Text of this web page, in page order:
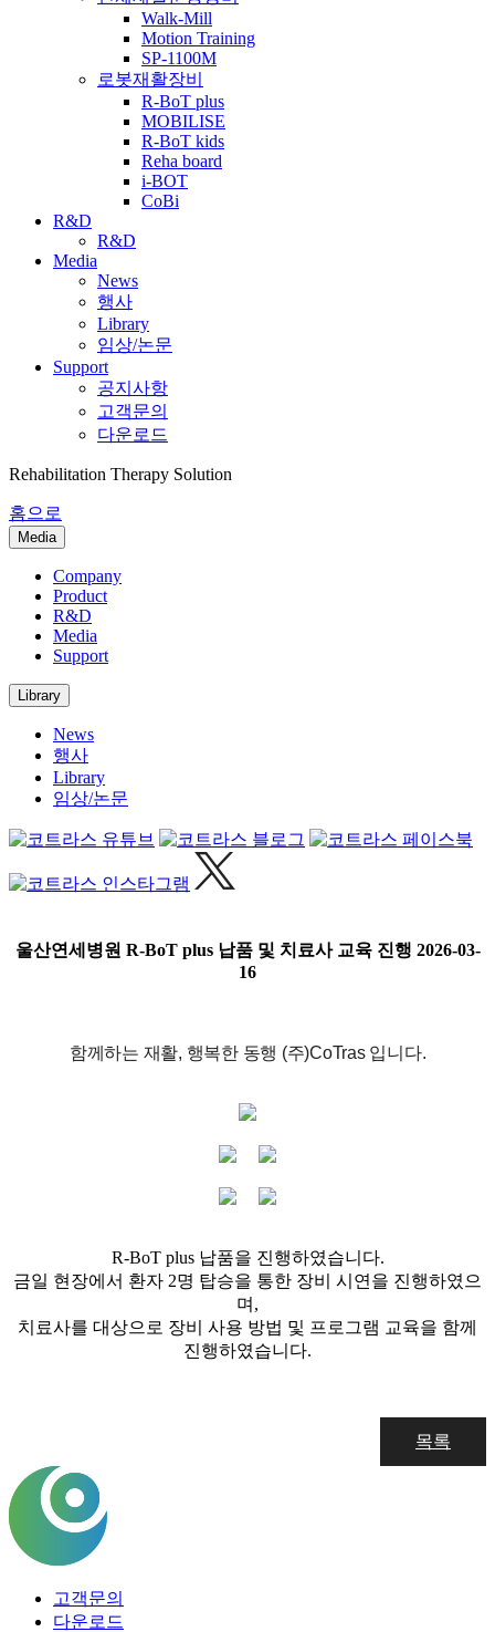
Walk-Mill
Motion Training
SP-1100M
로봇재활장비
R-BoT plus
MOBILISE
R-BoT kids
Reha board
i-BOT
CoBi
R&D
R&D
Media
News
행사
Library
임상/논문
Support
공지사항
고객문의
다운로드
Rehabilitation Therapy Solution
홈으로
Media
Company
Product
R&D
Media
Support
Library
News
행사
Library
임상/논문
울산연세병원 R-BoT plus 납품 및 치료사 교육 진행 2026-03-
16
함께하는 재활, 행복한 동행 (주)CoTras 입니다.
R-BoT plus 납품을 진행하였습니다.
금일 현장에서 환자 2명 탑승을 통한 장비 시연을 진행하였으
며,
치료사를 대상으로 장비 사용 방법 및 프로그램 교육을 함께
진행하였습니다.
목록
고객문의
다운로드